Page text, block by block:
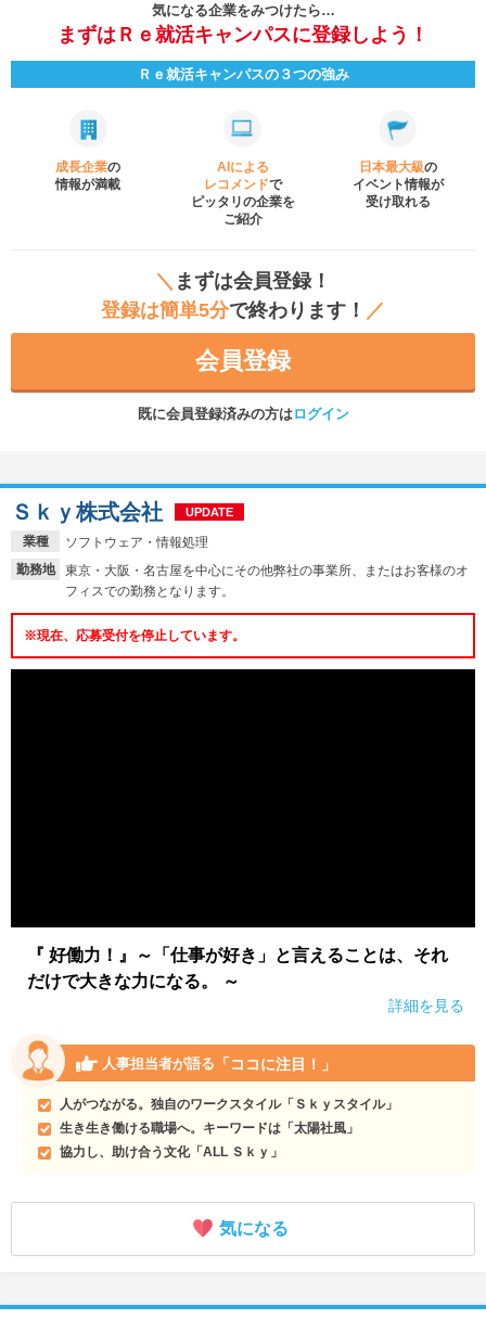
気になる企業をみつけたら…
まずはＲｅ就活キャンパスに登録しよう！
Ｒｅ就活キャンパスの３つの強み
成長企業の
情報が満載
AIによる
レコメンドで
ピッタリの企業を
ご紹介
日本最大級の
イベント情報が
受け取れる
＼ まずは会員登録！
登録は簡単5分で終わります！ ／
会員登録
既に会員登録済みの方はログイン
業種
ソフトウェア・情報処理
勤務地
東京・大阪・名古屋を中心にその他弊社の事業所、またはお客様のオ
フィスでの勤務となります。
Ｓｋｙ株式会社 UPDATE
※現在、応募受付を停止しています。
『 好働力！』～「仕事が好き」と言えることは、それ
だけで大きな力になる。 ～
詳細を見る
人事担当者が語る 「ココに注目！」
人がつながる。独自のワークスタイル「Ｓｋｙスタイル」
生き生き働ける職場へ。キーワードは「太陽社風」
協力し、助け合う文化「ALL Ｓｋｙ」
気になる